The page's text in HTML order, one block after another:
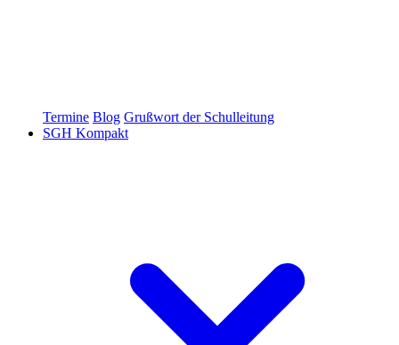
Termine Blog Grußwort der Schulleitung
SGH Kompakt